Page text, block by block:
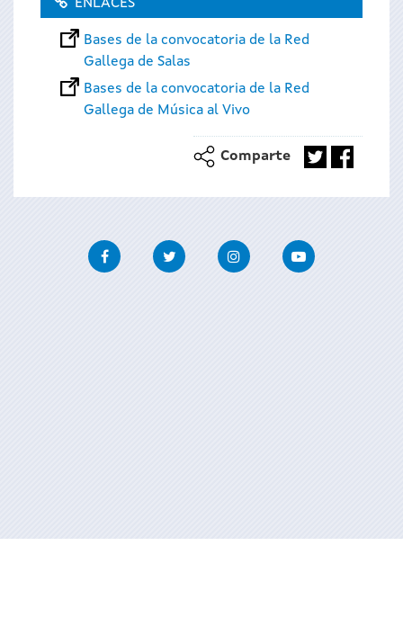
ENLACES
Bases de la convocatoria de la Red
Gallega de Salas
Bases de la convocatoria de la Red
Gallega de Música al Vivo
Comparte
FacebookTwitter InstagramYoutube